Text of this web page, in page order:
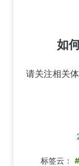
如
请关注相关
标签云：